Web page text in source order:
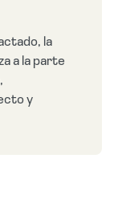
la
a la parte
y